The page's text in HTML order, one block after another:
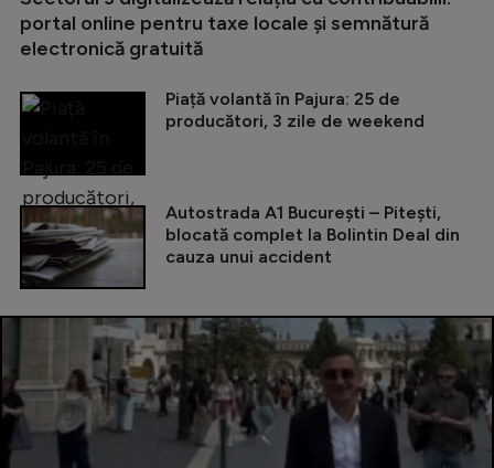
portal online pentru taxe locale și semnătură
electronică gratuită
Piață volantă în Pajura: 25 de
producători, 3 zile de weekend
Autostrada A1 București – Pitești,
blocată complet la Bolintin Deal din
cauza unui accident